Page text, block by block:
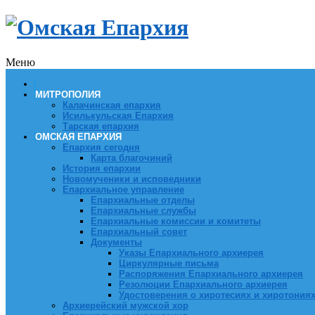
Меню
МИТРОПОЛИЯ
Калачинская епархия
Исилькульская Епархия
Тарская епархия
ОМСКАЯ ЕПАРХИЯ
Епархия сегодня
Карта благочиний
История епархии
Новомученики и исповедники
Епархиальное управление
Епархиальные отделы
Епархиальные службы
Епархиальные комиссии и комитеты
Епархиальный совет
Документы
Указы Епархиального архиерея
Циркулярные письма
Распоряжения Епархиального архиерея
Резолюции Епархиального архиерея
Удостоверения о хиротесиях и хиротониях
Архиерейский мужской хор